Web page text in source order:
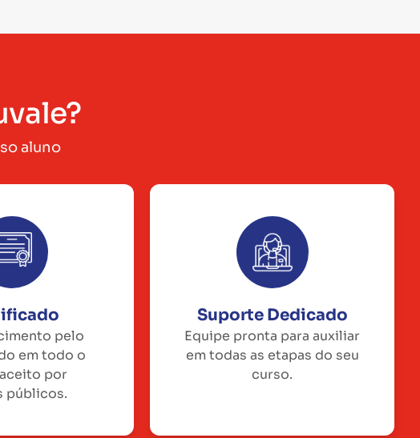
aluno
pelo
em todo o
por
públicos.
Suporte Dedicado
Equipe pronta para auxiliar
em todas as etapas do seu
curso.